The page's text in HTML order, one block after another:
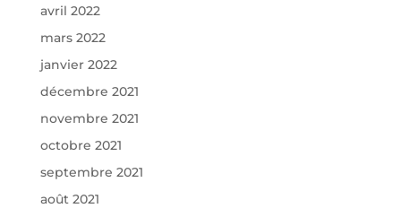
avril 2022
mars 2022
janvier 2022
décembre 2021
novembre 2021
octobre 2021
septembre 2021
août 2021